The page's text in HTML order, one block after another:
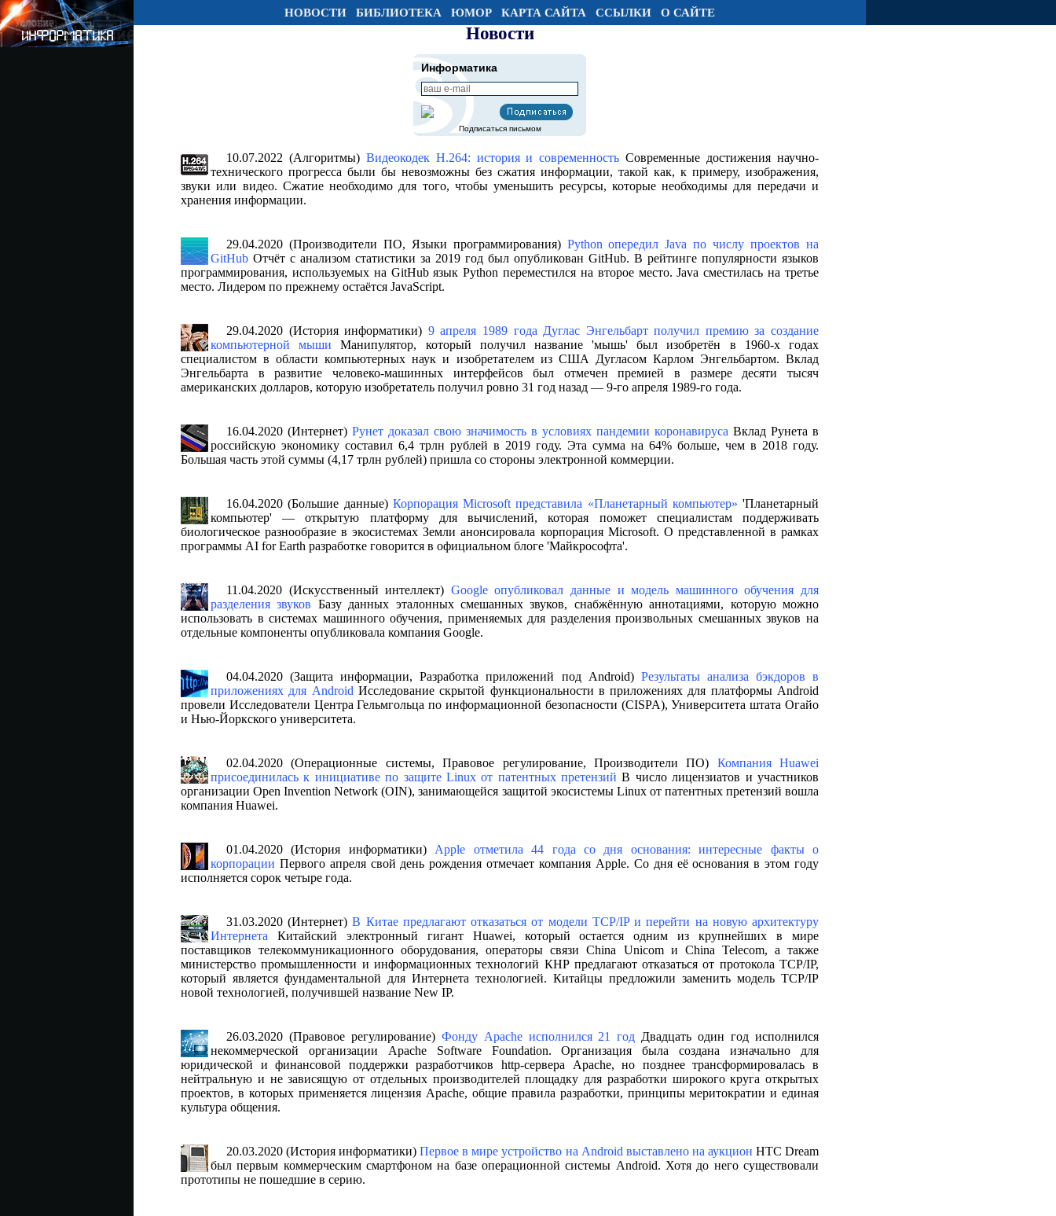
НОВОСТИ БИБЛИОТЕКА ЮМОР КАРТА САЙТА ССЫЛКИ О САЙТЕ
Новости
Информатика
Подписаться письмом
10.07.2022 (Алгоритмы) Видеокодек H.264: история и современность Современные достижения научно-
технического прогресса были бы невозможны без сжатия информации, такой как, к примеру, изображения,
звуки или видео. Сжатие необходимо для того, чтобы уменьшить ресурсы, которые необходимы для передачи и
хранения информации.
29.04.2020 (Производители ПО, Языки программирования) Python опередил Java по числу проектов на
GitHub Отчёт с анализом статистики за 2019 год был опубликован GitHub. В рейтинге популярности языков
программирования, используемых на GitHub язык Python переместился на второе место. Java сместилась на третье
место. Лидером по прежнему остаётся JavaScript.
29.04.2020 (История информатики) 9 апреля 1989 года Дуглас Энгельбарт получил премию за создание
компьютерной мыши Манипулятор, который получил название 'мышь' был изобретён в 1960-х годах
специалистом в области компьютерных наук и изобретателем из США Дугласом Карлом Энгельбартом. Вклад
Энгельбарта в развитие человеко-машинных интерфейсов был отмечен премией в размере десяти тысяч
американских долларов, которую изобретатель получил ровно 31 год назад — 9-го апреля 1989-го года.
16.04.2020 (Интернет) Рунет доказал свою значимость в условиях пандемии коронавируса Вклад Рунета в
российскую экономику составил 6,4 трлн рублей в 2019 году. Эта сумма на 64% больше, чем в 2018 году.
Большая часть этой суммы (4,17 трлн рублей) пришла со стороны электронной коммерции.
16.04.2020 (Большие данные) Корпорация Microsoft представила «Планетарный компьютер» 'Планетарный
компьютер' — открытую платформу для вычислений, которая поможет специалистам поддерживать
биологическое разнообразие в экосистемах Земли анонсировала корпорация Microsoft. О представленной в рамках
программы AI for Earth разработке говорится в официальном блоге 'Майкрософта'.
11.04.2020 (Искусственный интеллект) Google опубликовал данные и модель машинного обучения для
разделения звуков Базу данных эталонных смешанных звуков, снабжённую аннотациями, которую можно
использовать в системах машинного обучения, применяемых для разделения произвольных смешанных звуков на
отдельные компоненты опубликовала компания Google.
04.04.2020 (Защита информации, Разработка приложений под Android) Результаты анализа бэкдоров в
приложениях для Android Исследование скрытой функциональности в приложениях для платформы Android
провели Исследователи Центра Гельмгольца по информационной безопасности (CISPA), Университета штата Огайо
и Нью-Йоркского университета.
02.04.2020 (Операционные системы, Правовое регулирование, Производители ПО) Компания Huawei
присоединилась к инициативе по защите Linux от патентных претензий В число лицензиатов и участников
организации Open Invention Network (OIN), занимающейся защитой экосистемы Linux от патентных претензий вошла
компания Huawei.
01.04.2020 (История информатики) Apple отметила 44 года со дня основания: интересные факты о
корпорации Первого апреля свой день рождения отмечает компания Apple. Со дня её основания в этом году
исполняется сорок четыре года.
31.03.2020 (Интернет)В Китае предлагают отказаться от модели TCP/IP и перейти на новую архитектуру
Интернета Китайский электронный гигант Huawei, который остается одним из крупнейших в мире
поставщиков телекоммуникационного оборудования, операторы связи China Unicom и China Telecom, а также
министерство промышленности и информационных технологий КНР предлагают отказаться от протокола TCP/IP,
который является фундаментальной для Интернета технологией. Китайцы предложили заменить модель TCP/IP
новой технологией, получившей название New IP.
26.03.2020 (Правовое регулирование) Фонду Apache исполнился 21 год Двадцать один год исполнился
некоммерческой организации Apache Software Foundation. Организация была создана изначально для
юридической и финансовой поддержки разработчиков http-сервера Apache, но позднее трансформировалась в
нейтральную и не зависящую от отдельных производителей площадку для разработки широкого круга открытых
проектов, в которых применяется лицензия Apache, общие правила разработки, принципы меритократии и единая
культура общения.
20.03.2020 (История информатики)Первое в мире устройство на Android выставлено на аукцион HTC Dream
был первым коммерческим смартфоном на базе операционной системы Android. Хотя до него существовали
прототипы не пошедшие в серию.